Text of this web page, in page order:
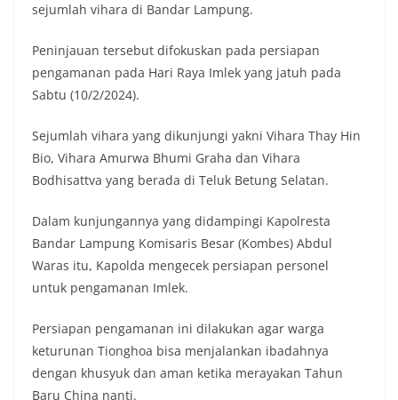
sejumlah vihara di Bandar Lampung.
Peninjauan tersebut difokuskan pada persiapan
pengamanan pada Hari Raya Imlek yang jatuh pada
Sabtu (10/2/2024).
Sejumlah vihara yang dikunjungi yakni Vihara Thay Hin
Bio, Vihara Amurwa Bhumi Graha dan Vihara
Bodhisattva yang berada di Teluk Betung Selatan.
Dalam kunjungannya yang didampingi Kapolresta
Bandar Lampung Komisaris Besar (Kombes) Abdul
Waras itu, Kapolda mengecek persiapan personel
untuk pengamanan Imlek.
Persiapan pengamanan ini dilakukan agar warga
keturunan Tionghoa bisa menjalankan ibadahnya
dengan khusyuk dan aman ketika merayakan Tahun
Baru China nanti.